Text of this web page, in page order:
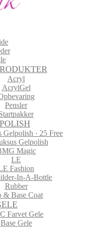
Acryl
AcrylGel
Pensler
Gelpolish · 25 Free
Gelpolish
Magic
LE
Fashion
In-A-Bottle
Rubber
& Base Coat
Farvet Gele
Base Gele